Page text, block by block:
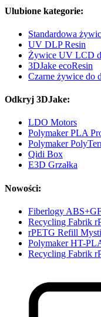
Ulubione kategorie:
Standardowa
UV DLP Resin
Żywice UV LCD
3DJake ecoResin
Czarne żywice do
Odkryj 3DJake:
LDO Motors
Polymaker PLA
Polymaker
Qidi Box
E3D Grzałka
Nowości:
Fiberlogy
Recycling Fabrik
rPETG Refill
Polymaker HT-
Recycling Fabrik